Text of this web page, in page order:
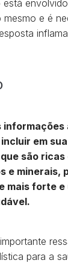
mesmo e é
em
que são
e minerais,
mais forte
para a